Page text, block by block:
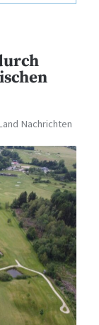
Nachrichten